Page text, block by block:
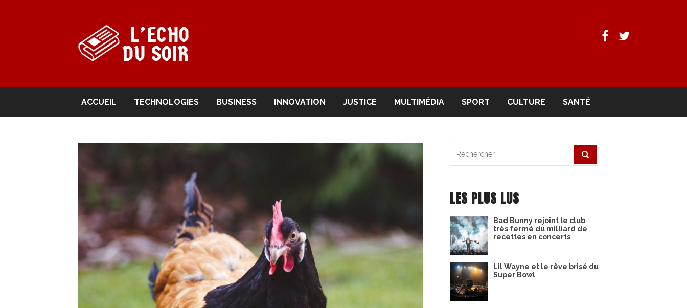
L'ECHO DU SOIR
Facebook
Twitter
ACCUEIL TECHNOLOGIES BUSINESS INNOVATION JUSTICE MULTIMÉDIA SPORT CULTURE SANTÉ
pour
LES PLUS LUS
Bad Bunny rejoint le club
très fermé du milliard de
recettes en concerts
Lil Wayne et le rêve brisé du
Super Bowl